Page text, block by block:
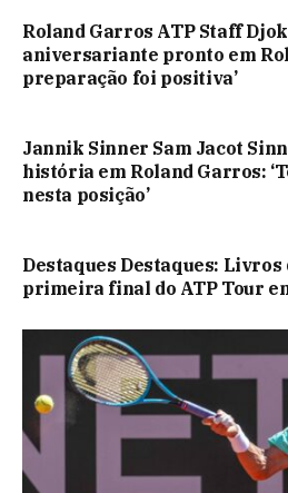
Roland Garros ATP Staff
aniversariante pronto em
preparação foi positiva’
Jannik Sinner Sam Jacot
história em Roland Garros:
nesta posição’
Destaques Destaques: Livros
primeira final do ATP Tour